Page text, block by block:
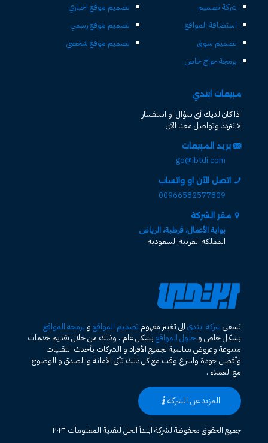
شركة تصميم
استضافة المواقع
تصميم سوق
برمجة حراج خاص
تصميم موقع اخباري
تصميم موقع رسمي
تصميم موقع شخصي
مبيعات ابتدي
اذا كان لديك أى سؤال او استفسار
لا تتردد وتواصل معنا الآن
بريد المبيعات
go@ibtdi.com
اتصل الآن او واتساب
00966582577809
مقر الشركة
بوابة الأعمال، قرطبة، الرياض
المملكة العربية السعودية
تسعى شركة ابتدي الى تغيير مفهوم تصميم المواقع و برمجة المواقع
بشكل خاص و حلول المواقع بشكل عام ، وذلك من خلال تقديم خدمات
متنوعة وعروض مناسبة لجميع الأفراد و الشركات بأحدث التقنيات
وأفضل جودة واسرع وقت مع كل ذلك تأتى الأمانة و الصدق و الوضوح
مع العملاء .
المزيد عن الشركة
جميع الحقوق محفوظة لشركة ابتدأ الحل لتقنية المعلومات ٢٠٢٦